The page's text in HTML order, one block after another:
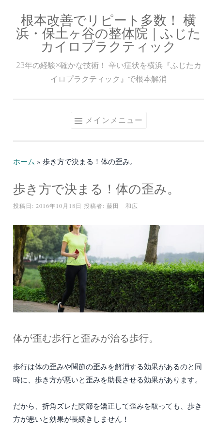
ン
根本改善でリピート多数！ 横
浜・保土ヶ谷の整体院｜ふじた
カイロプラクティック
23年の経験×確かな技術！ 辛い症状を横浜『ふじたカ
イロプラクティック』で根本解消
メインメニュー
ホーム » 歩き方で決まる！体の歪み。
歩き方で決まる！体の歪み。
投稿日: 2016年10月18日 投稿者: 藤田 和広
体が歪む歩行と歪みが治る歩行。
歩行は体の歪みや関節の歪みを解消する効果があるのと同
時に、歩き方が悪いと歪みを助長させる効果があります。
だから、折角ズレた関節を矯正して歪みを取っても、歩き
方が悪いと効果が長続きしません！